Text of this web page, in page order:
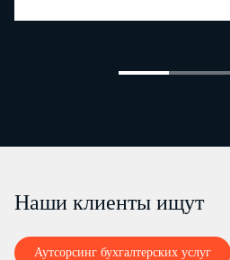
Наши клиенты ищут
Аутсорсинг бухгалтерских услуг